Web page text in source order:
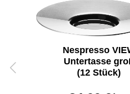
Nespresso
Untertasse
(12 Stück)